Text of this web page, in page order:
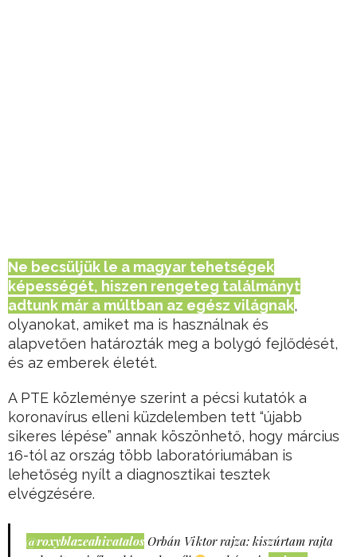
Ne becsüljük le a magyar tehetségek
képességét, hiszen rengeteg találmányt
adtunk már a múltban az egész világnak,
olyanokat, amiket ma is használnak és
alapvetően határozták meg a bolygó fejlődését,
és az emberek életét.
A PTE közleménye szerint a pécsi kutatók a
koronavírus elleni küzdelemben tett “újabb
sikeres lépése” annak köszönhető, hogy március
16-tól az ország több laboratóriumában is
lehetőség nyílt a diagnosztikai tesztek
elvégzésére.
@roxyblazeahivatalos Orbán Viktor rajza: kiszúrtam rajta